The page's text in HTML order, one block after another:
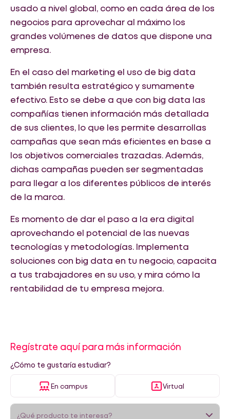
usado a nivel global, como en cada área de los
negocios para aprovechar al máximo los
grandes volúmenes de datos que dispone una
empresa.
En el caso del marketing el uso de big data
también resulta estratégico y sumamente
efectivo. Esto se debe a que con big data las
compañías tienen información más detallada
de sus clientes, lo que les permite desarrollas
campañas que sean más eficientes en base a
los objetivos comerciales trazadas. Además,
dichas campañas pueden ser segmentadas
para llegar a los diferentes públicos de interés
de la marca.
Es momento de dar el paso a la era digital
aprovechando el potencial de las nuevas
tecnologías y metodologías. Implementa
soluciones con big data en tu negocio, capacita
a tus trabajadores en su uso, y mira cómo la
rentabilidad de tu empresa mejora.
Regístrate aquí para más información
¿Cómo te gustaría estudiar?
En campus Virtual